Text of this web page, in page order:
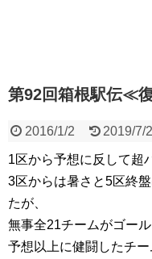
第92回箱根駅伝≪
2016/1/2 2019/7/
1区から予想に反して超
3区からは暑さと5区終
たが、
無事全21チームがゴール
予想以上に健闘したチー